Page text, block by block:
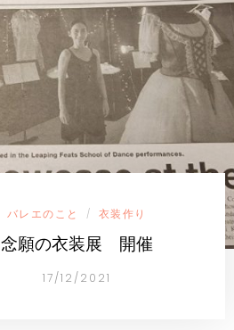
バレエのこと / 衣装作り
念願の衣装展 開催
17/12/2021